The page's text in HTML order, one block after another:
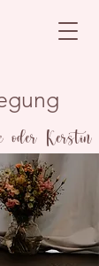
oder Kerstin